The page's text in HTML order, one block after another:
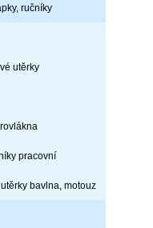
ručníky
utěrky
pracovní
bavlna, motouz